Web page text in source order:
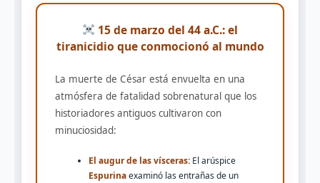
15 de marzo del 44 a.C.: el
tiranicidio que conmocionó al mundo
La muerte de César está envuelta en una
atmósfera de fatalidad sobrenatural que los
historiadores antiguos cultivaron con
minuciosidad:
El augur de las vísceras: El arúspice
Espurinaexaminó las entrañas de un